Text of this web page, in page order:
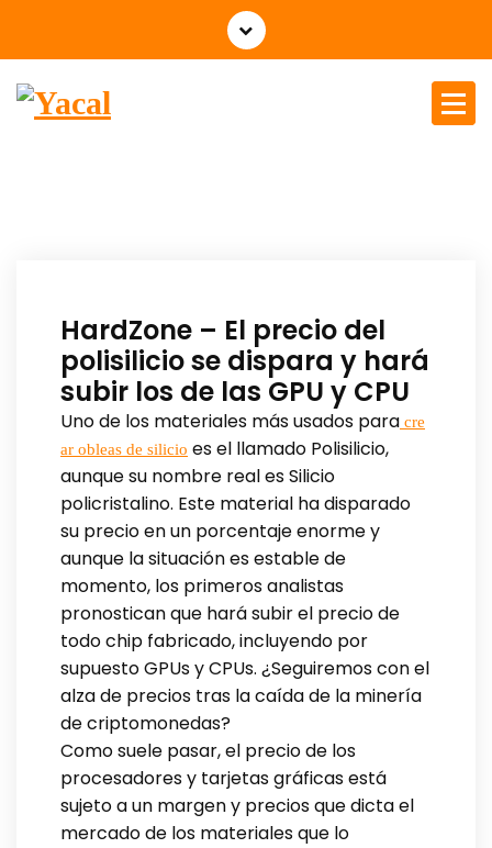
HardZone – El precio del
polisilicio se dispara y hará
subir los de las GPU y CPU
Uno de los materiales más usados para cre
ar obleas de silicio es el llamado Polisilicio,
aunque su nombre real es Silicio
policristalino. Este material ha disparado
su precio en un porcentaje enorme y
aunque la situación es estable de
momento, los primeros analistas
pronostican que hará subir el precio de
todo chip fabricado, incluyendo por
supuesto GPUs y CPUs. ¿Seguiremos con el
alza de precios tras la caída de la minería
de criptomonedas?
Como suele pasar, el precio de los
procesadores y tarjetas gráficas está
sujeto a un margen y precios que dicta el
mercado de los materiales que lo